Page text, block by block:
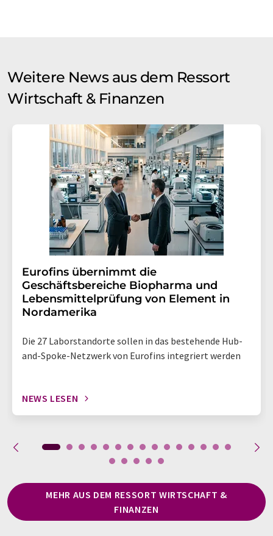
Weitere News aus dem Ressort
Wirtschaft & Finanzen
Eurofins übernimmt die
Geschäftsbereiche Biopharma und
Lebensmittelprüfung von Element in
Nordamerika
Die 27 Laborstandorte sollen in das bestehende Hub-
and-Spoke-Netzwerk von Eurofins integriert werden
NEWS LESEN
MEHR AUS DEM RESSORT WIRTSCHAFT &
FINANZEN